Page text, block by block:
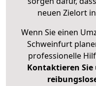
neuen Zielort
Wenn Sie einen
Schweinfurt
professionelle
Kontaktieren Sie